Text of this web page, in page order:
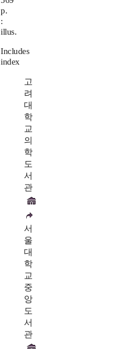
p.
:
illus.
Includes
index
고
려
대
학
교
의
학
도
서
관
서
울
대
학
교
중
앙
도
서
관